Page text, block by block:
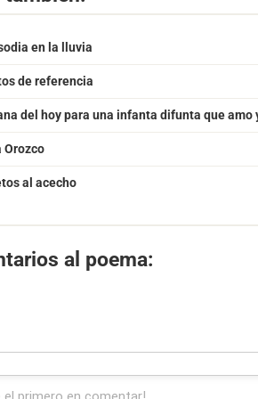
en la lluvia
de referencia
del hoy para una infanta difunta que amo
Orozco
al acecho
al poema: